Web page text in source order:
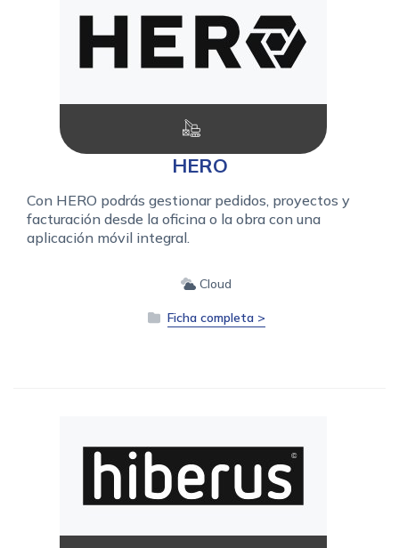
HERO
Con HERO podrás gestionar pedidos, proyectos y
facturación desde la oficina o la obra con una
aplicación móvil integral.
Cloud
Ficha completa >